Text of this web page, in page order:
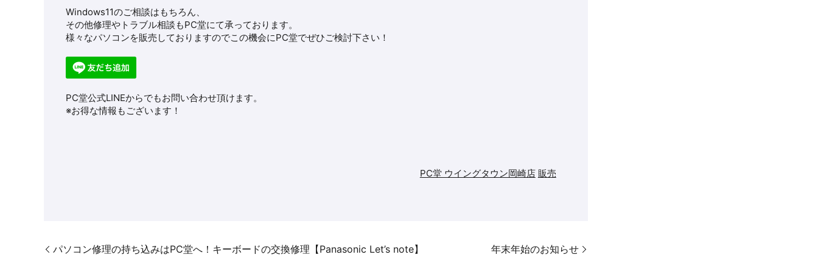
Windows11のご相談はもちろん、
その他修理やトラブル相談もPC堂にて承っております。
様々なパソコンを販売しておりますのでこの機会にPC堂でぜひご検討下さい！
PC堂公式LINEからでもお問い合わせ頂けます。
※お得な情報もございます！
PC堂 ウイングタウン岡崎店 販売
パソコン修理の持ち込みはPC堂へ！キーボードの交換修理【Panasonic Let’s note】 年末年始のお知らせ